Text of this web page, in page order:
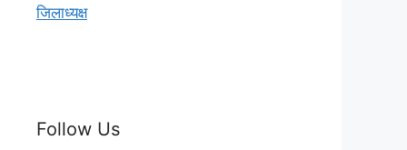
जिलाध्यक्ष
Follow Us